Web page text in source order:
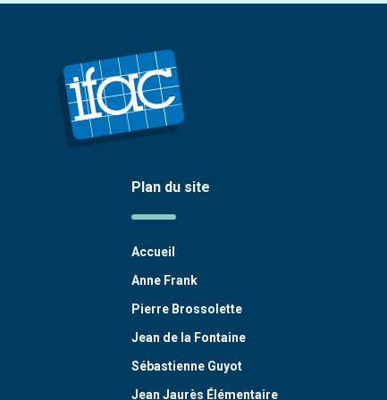
Plan du site
Accueil
Anne Frank
Pierre Brossolette
Jean de la Fontaine
Sébastienne Guyot
Jean Jaurès Élémentaire